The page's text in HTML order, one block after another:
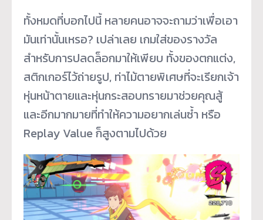
ทั้งหมดที่บอกไปนี้ หลายคนอาจจะถามว่าเพื่อเอา
มันเท่านั้นเหรอ? เปล่าเลย เกมใส่ของรางวัล
สำหรับการปลดล็อกมาให้เพียบ ทั้งของตกแต่ง,
สติกเกอร์ไว้ถ่ายรูป, ท่าไม้ตายพิเศษที่จะเรียกเจ้า
หุ่นหน้าตายและหุ่นกระสอบทรายมาช่วยคุณสู้
และอีกมากมายที่ทำให้ความอยากเล่นซ้ำ หรือ
Replay Value ก็สูงตามไปด้วย